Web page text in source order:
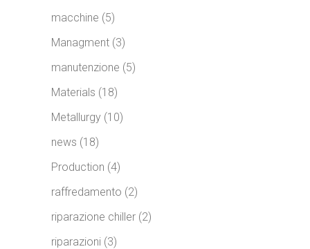
macchine (5)
Managment (3)
manutenzione (5)
Materials (18)
Metallurgy (10)
news (18)
Production (4)
raffredamento (2)
riparazione chiller (2)
riparazioni (3)